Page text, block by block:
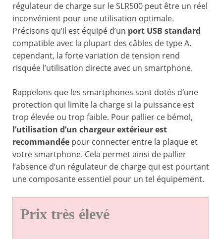
régulateur de charge sur le SLR500 peut être un réel
inconvénient pour une utilisation optimale.
Précisons qu’il est équipé d’un port USB standard
compatible avec la plupart des câbles de type A.
cependant, la forte variation de tension rend
risquée l’utilisation directe avec un smartphone.
Rappelons que les smartphones sont dotés d’une
protection qui limite la charge si la puissance est
trop élevée ou trop faible. Pour pallier ce bémol,
l’utilisation d’un chargeur extérieur est
recommandée pour connecter entre la plaque et
votre smartphone. Cela permet ainsi de pallier
l’absence d’un régulateur de charge qui est pourtant
une composante essentiel pour un tel équipement.
Prix très élevé